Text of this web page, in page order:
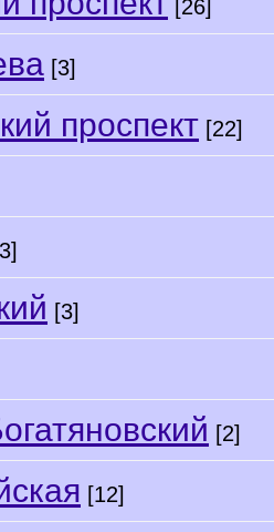
[26]
[3]
проспект [22]
[3]
[2]
[12]